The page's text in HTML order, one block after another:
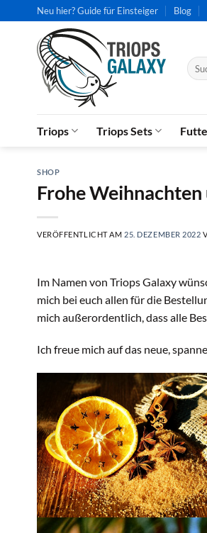
Inhalt
springen
Neu hier? Guide für Einsteiger Blog
nach:
Triops Triops Sets
SHOP
Frohe
VERÖFFENTLICHT AM 25. DEZEMBER 2022
Im Namen von Triops Galaxy
mich bei euch allen für die
mich außerordentlich, dass alle
Ich freue mich auf das neue,